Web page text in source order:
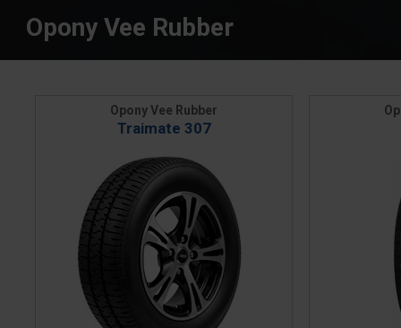
Opony Vee Rubber
Opony Vee Rubber
Traimate 307